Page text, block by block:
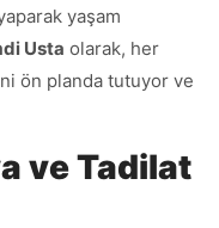
yaşam
Usta olarak, her
ön planda tutuyor ve
ve Tadilat